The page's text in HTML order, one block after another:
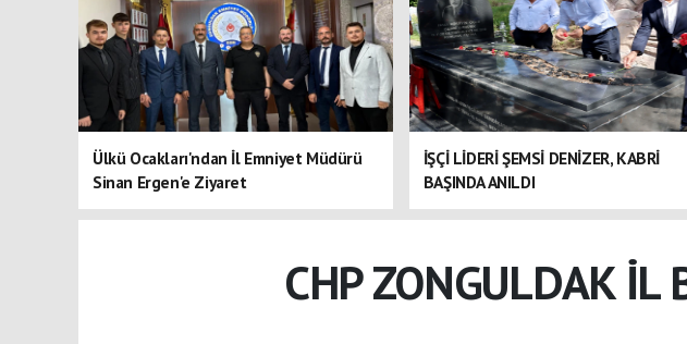
Ülkü Ocakları'ndan İl Emniyet Müdürü
Sinan Ergen'e Ziyaret
İŞÇİ LİDERİ ŞEMSİ DENİZER, KABRİ
BAŞINDA ANILDI
CHP ZONGULDAK İL